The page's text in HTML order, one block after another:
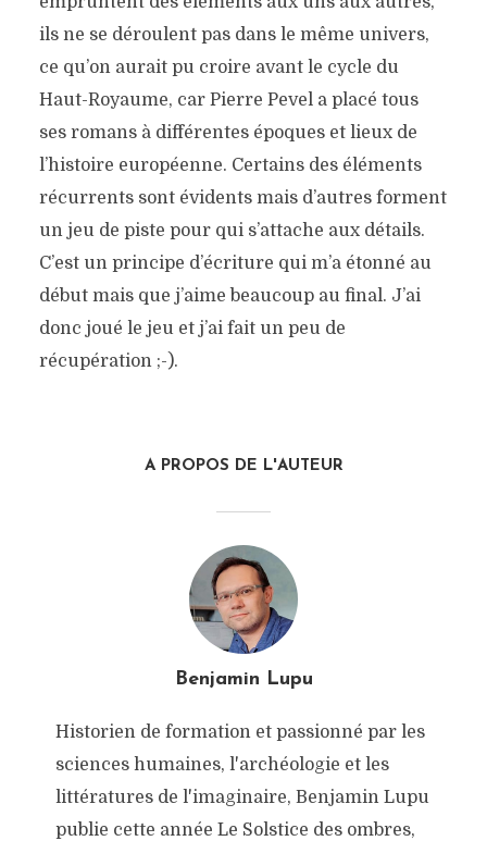
ils ne se déroulent pas dans le même univers,
ce qu’on aurait pu croire avant le cycle du
Haut-Royaume, car Pierre Pevel a placé tous
ses romans à différentes époques et lieux de
l’histoire européenne. Certains des éléments
récurrents sont évidents mais d’autres forment
un jeu de piste pour qui s’attache aux détails.
C’est un principe d’écriture qui m’a étonné au
début mais que j’aime beaucoup au final. J’ai
donc joué le jeu et j’ai fait un peu de
récupération ;-).
A PROPOS DE L'AUTEUR
Benjamin Lupu
Historien de formation et passionné par les
sciences humaines, l'archéologie et les
littératures de l'imaginaire, Benjamin Lupu
publie cette année Le Solstice des ombres,